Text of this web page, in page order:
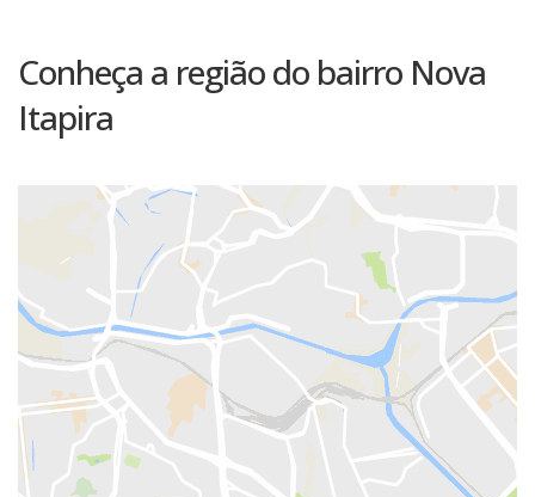
Conheça a região do bairro Nova
Itapira